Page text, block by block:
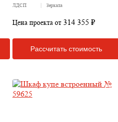
ЛДСП Зеркала
Цена проекта от 314 355 ₽
Рассчитать стоимость